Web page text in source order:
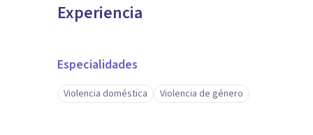
Experiencia
Especialidades
Violencia doméstica Violencia de género